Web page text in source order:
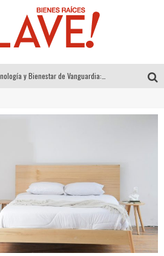
Sector Inmobiliario – recuperación a paso firme